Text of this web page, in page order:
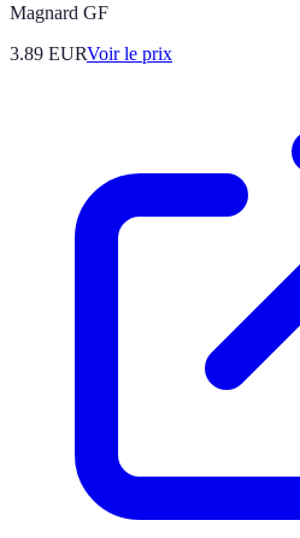
Magnard GF
3.89 EURVoir le prix